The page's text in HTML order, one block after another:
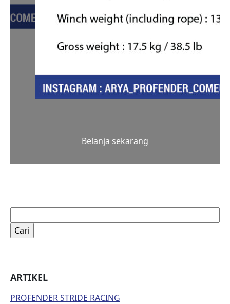
Belanja sekarang
untuk:
ARTIKEL
PROFENDER STRIDE RACING